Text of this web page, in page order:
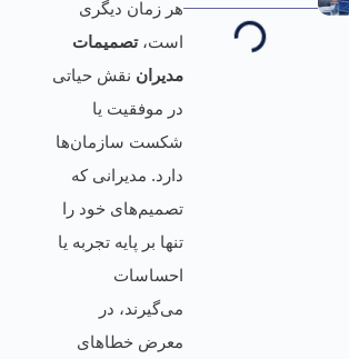
هر زمان دیگری
است،تصمیمات
مدیران نقش حیاتی
در موفقیت یا
شکست سازمان‌ها
دارد. مدیرانی که
تصمیم‌های خود را
تنها بر پایه تجربه یا
احساسات
می‌گیرند، در
معرض خطاهای